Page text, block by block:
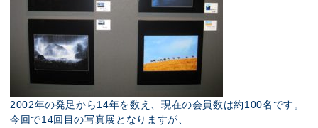
2002年の発足から14年を数え、現在の会員数は約100名です。
今回で14回目の写真展となりますが、